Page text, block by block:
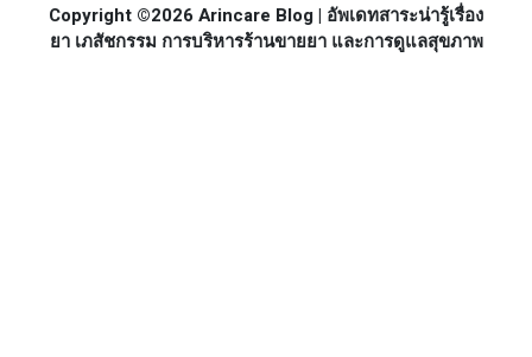
Copyright ©2026 Arincare Blog | อัพเดทสาระน่ารู้เรื่อง
ยา เภสัชกรรม การบริหารร้านขายยา และการดูแลสุขภาพ